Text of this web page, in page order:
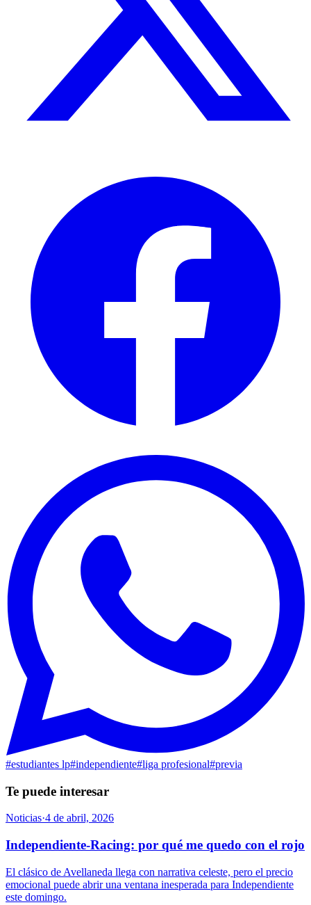
#estudiantes lp#independiente#liga profesional#previa
Te puede interesar
Noticias·4 de abril, 2026
Independiente-Racing: por qué me quedo con el rojo
El clásico de Avellaneda llega con narrativa celeste, pero el precio
emocional puede abrir una ventana inesperada para Independiente
este domingo.